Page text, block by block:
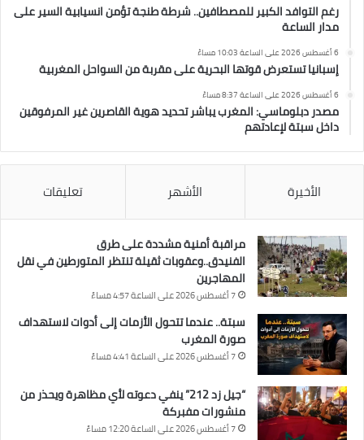
رغم التوافد الكبير للمصطافين.. شرطة طنجة تؤمن انسيابية السير على
مدار الساعة
6 أغسطس 2026 على الساعة 10:03 مساءً
إسبانيا تستعرض قوتها البحرية على مقربة من السواحل المغربية
6 أغسطس 2026 على الساعة 8:37 مساءً
مصدر دبلوماسي: المغرب يباشر تحديد هوية القاصرين غير المرفوقين
داخل سبتة لإعادتهم
الأخيرة الأشهر تعليقات
مراقبة أمنية مشددة على طرق
الفنيدق..وعقوبات ثقيلة تنتظر المتورطين في نقل
المهاجرين
7 أغسطس 2026 على الساعة 4:57 مساءً
سبتة.. عندما تتحول الأزمات إلى أدوات لاستهداف
صورة المغرب
7 أغسطس 2026 على الساعة 4:41 مساءً
“جيل زد 212” ينفي دعوته لأي مظاهرة ويحذر من
منشورات مفبركة
7 أغسطس 2026 على الساعة 12:20 مساءً